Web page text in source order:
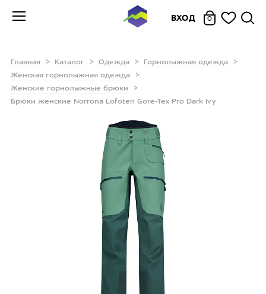
ВХОД 0
Главная Каталог Одежда
Горнолыжная одежда
Женская горнолыжная одежда
Женские горнолыжные брюки
Брюки женские Norrona Lofoten Gore-Tex Pro Dark Ivy